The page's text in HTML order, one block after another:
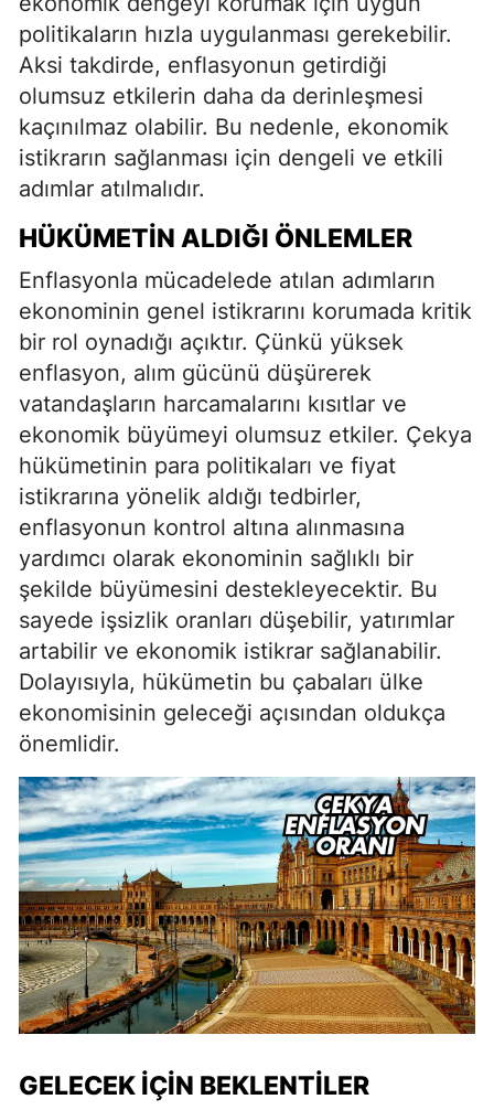
politikaların hızla uygulanması gerekebilir.
Aksi takdirde, enflasyonun getirdiği
olumsuz etkilerin daha da derinleşmesi
kaçınılmaz olabilir. Bu nedenle, ekonomik
istikrarın sağlanması için dengeli ve etkili
adımlar atılmalıdır.
HÜKÜMETIN ALDIĞI ÖNLEMLER
Enflasyonla mücadelede atılan adımların
ekonominin genel istikrarını korumada kritik
bir rol oynadığı açıktır. Çünkü yüksek
enflasyon, alım gücünü düşürerek
vatandaşların harcamalarını kısıtlar ve
ekonomik büyümeyi olumsuz etkiler. Çekya
hükümetinin para politikaları ve fiyat
istikrarına yönelik aldığı tedbirler,
enflasyonun kontrol altına alınmasına
yardımcı olarak ekonominin sağlıklı bir
şekilde büyümesini destekleyecektir. Bu
sayede işsizlik oranları düşebilir, yatırımlar
artabilir ve ekonomik istikrar sağlanabilir.
Dolayısıyla, hükümetin bu çabaları ülke
ekonomisinin geleceği açısından oldukça
önemlidir.
GELECEK İÇIN BEKLENTILER